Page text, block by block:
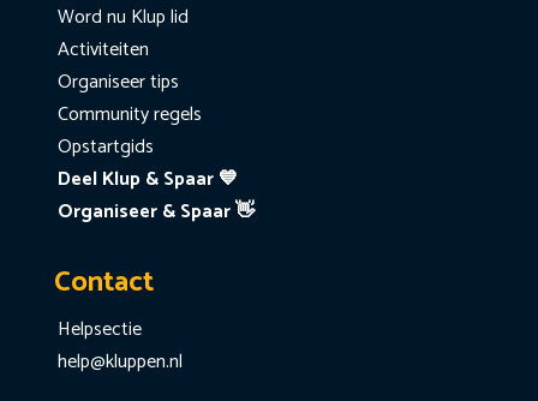
Word nu Klup lid
Activiteiten
Organiseer tips
Community regels
Opstartgids
Deel Klup & Spaar 💙
Organiseer & Spaar 👋
Contact
Helpsectie
help@kluppen.nl